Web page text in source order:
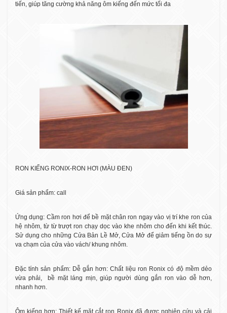
tiến, giúp tăng cường khả năng ôm kiếng đến mức tối đa
RON KIẾNG RONIX-RON HƠI (MÀU ĐEN)
Giá sản phẩm: call
Ứng dụng: Cầm ron hơi để bề mặt chân ron ngay vào vị trí khe ron của
hệ nhôm, từ từ trượt ron chạy dọc vào khe nhôm cho đến khi kết thúc.
Sử dụng cho những Cửa Bản Lề Mở, Cửa Mở để giảm tiếng ồn do sự
va chạm của cửa vào vách/ khung nhôm.
Đặc tính sản phẩm: Dễ gắn hơn: Chất liệu ron Ronix có độ mềm dẻo
vừa phải,
bề mặt láng mịn, giúp người dùng gắn ron vào dễ hơn,
nhanh hơn.